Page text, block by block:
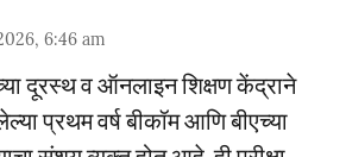
6:46 am
दूरस्थ व ऑनलाइन शिक्षण केंद्राने
प्रथम वर्ष बीकॉम आणि बीएच्या